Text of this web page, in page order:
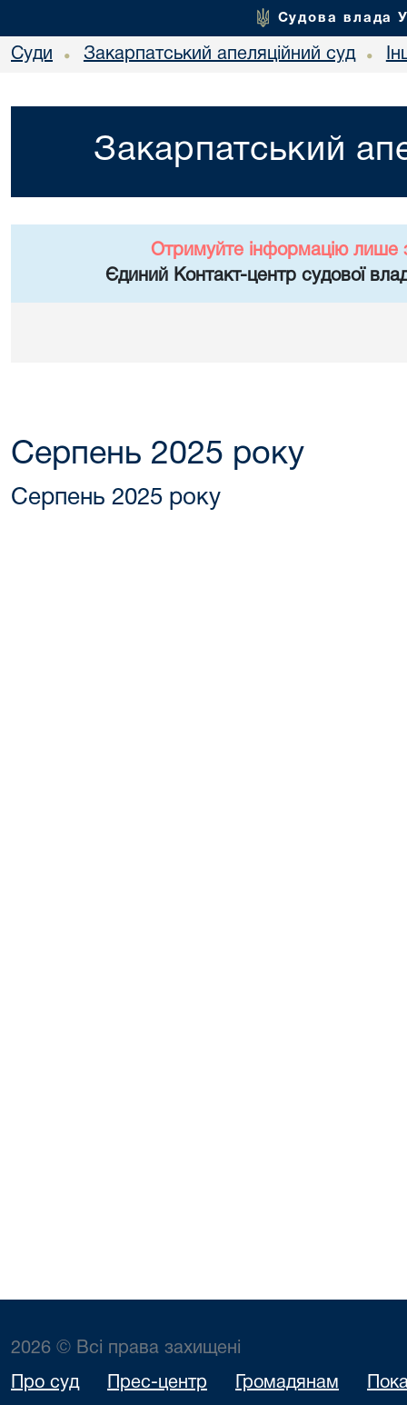
Судова влада
Суди • Закарпатський апеляційний суд •
Закарпатський
Отримуйте інформацію лише
Єдиний Контакт-центр судової
Серпень 2025 року
Серпень 2025 року
2026 © Всі права захищені
Про суд Прес-центр Громадянам